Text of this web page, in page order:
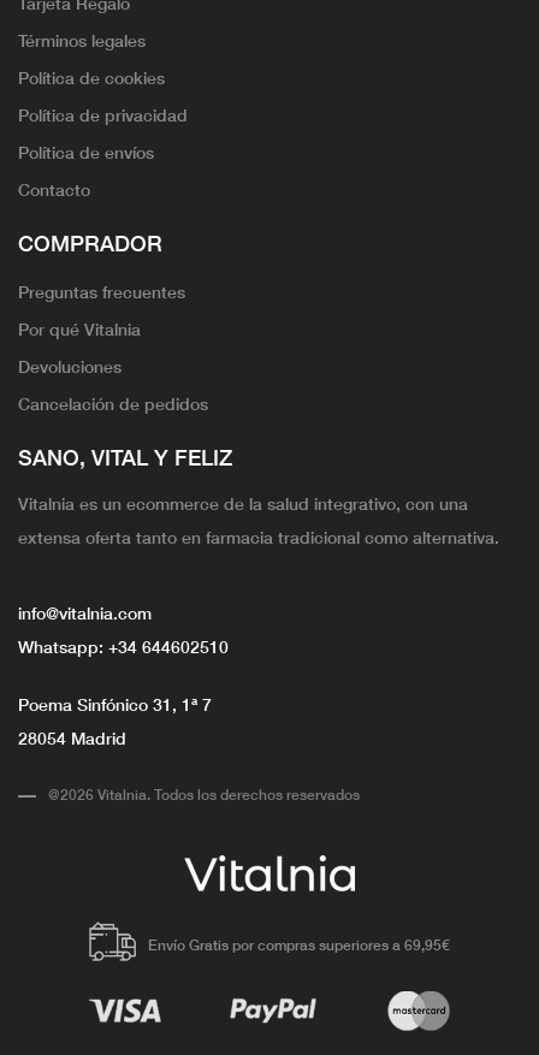
Términos legales
Política de cookies
Política de privacidad
Política de envíos
Contacto
COMPRADOR
Preguntas frecuentes
Por qué Vitalnia
Devoluciones
Cancelación de pedidos
SANO, VITAL Y FELIZ
Vitalnia es un ecommerce de la salud integrativo, con una
extensa oferta tanto en farmacia tradicional como alternativa.
info@vitalnia.com
Whatsapp: +34 644602510
Poema Sinfónico 31, 1ª 7
28054 Madrid
@2026 Vitalnia. Todos los derechos reservados
Envío Gratis por compras superiores a 69,95€